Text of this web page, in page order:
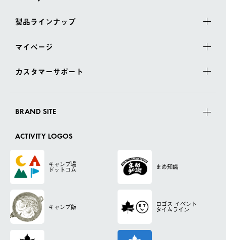
製品ラインナップ
マイページ
カスタマーサポート
BRAND SITE
ACTIVITY LOGOS
キャンプ場
ドットコム まめ知識
キャンプ飯 ロゴス イベント
タイムライン